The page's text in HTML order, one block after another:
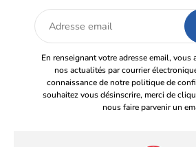
Adresse
email
En renseignant votre adresse email, vous
nos actualités par courrier
connaissance de notre politique de
souhaitez vous désinscrire, merci de
nous faire parvenir un